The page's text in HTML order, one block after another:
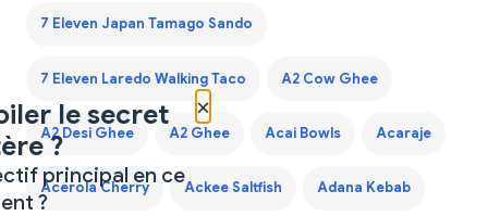
7 Eleven Japan Tamago Sando
7 Eleven Laredo Walking Taco A2 Cow Ghee
A2 Desi Ghee A2 Ghee Acai Bowls Acaraje
Acerola Cherry Ackee Saltfish Adana Kebab
×
le secret
?
principal en ce
?